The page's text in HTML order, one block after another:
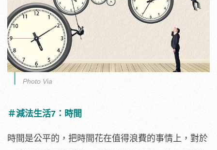
Photo Via
＃減法生活7：時間
時間是公平的，把時間花在值得浪費的事情上，對於